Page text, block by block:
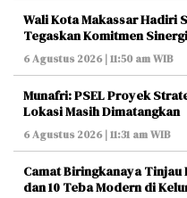
Wali Kota Makassar Hadiri
Tegaskan Komitmen
6 Agustus 2026 | 11:50 am WIB
Munafri: PSEL Proyek
Lokasi Masih Dimatangkan
6 Agustus 2026 | 11:31 am WIB
Camat Biringkanaya Tinjau
dan 10 Teba Modern di